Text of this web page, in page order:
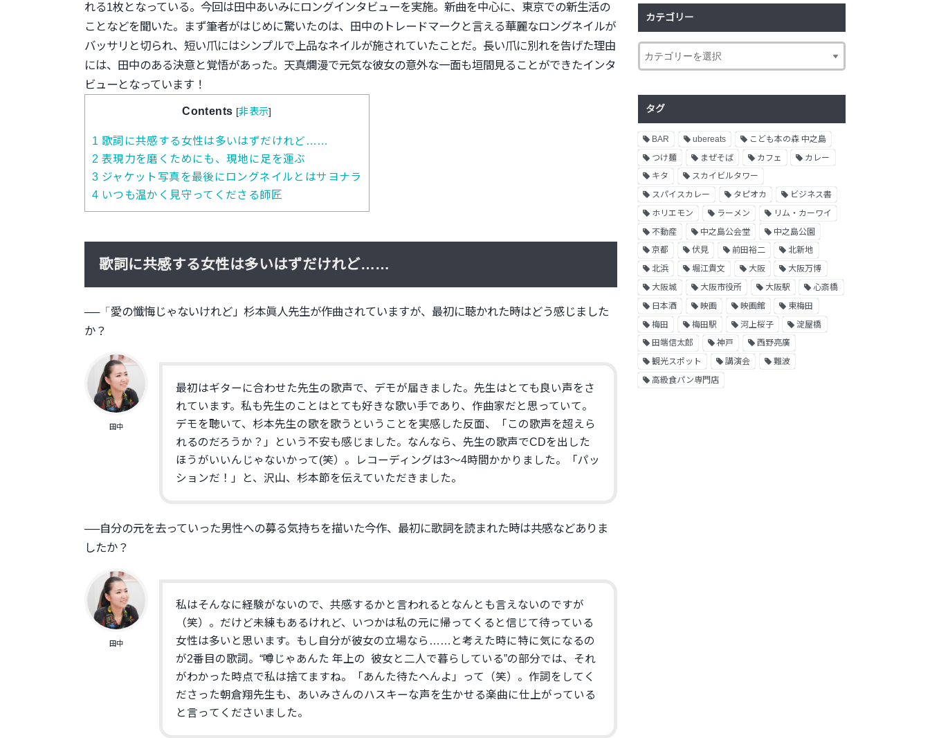
れる1枚となっている。 今回は田中あいみにロングインタビューを実施。 新曲を中心に、東京での新生活の
ことなどを聞いた。
まず筆者がはじめに驚いたのは、 田中のトレードマークと言える華麗なロングネイルが
バッサリと切られ、 短い爪にはシンプルで上品なネイルが施されていたことだ。 長い爪に別れを告げた理由
には、 田中のある決意と覚悟があった。 天真爛漫で元気な彼女の意外な一面も垣間見ることができたインタ
ビューとなっています！
Contents [非表示]
1 歌詞に共感する女性は多いはずだけれど……
2 表現力を磨くためにも、現地に足を運ぶ
3 ジャケット写真を最後にロングネイルとはサヨナラ
4 いつも温かく見守ってくださる師匠
歌詞に共感する女性は多いはずだけれど……
──「愛の懺悔じゃないけれど」 杉本眞人先生が作曲されていますが、 最初に聴かれた時はどう感じました
か？
田中
最初はギターに合わせた先生の歌声で、デモが届きました。先生はとても良い声をさ
れています。私も先生のことはとても好きな歌い手であり、作曲家だと思っていて。
デモを聴いて、 杉本先生の歌を歌うということを実感した反面、「 この歌声を超えら
れるのだろうか？」という不安も感じました。 なんなら、先生の歌声でCDを出した
ほうがいいんじゃないかって(笑）。
レコーディングは3〜4時間かかりました。「パッ
ションだ！」
と、沢山、杉本節を伝えていただきました。
──自分の元を去っていった男性への募る気持ちを描いた今作、 最初に歌詞を読まれた時は共感などありま
したか？
田中
私はそんなに経験がないので、共感するかと言われるとなんとも言えないのですが
（笑）。 だけど未練もあるけれど、
いつかは私の元に帰ってくると信じて待っている
女性は多いと思い ます。もし自分が彼女の立場なら…… と考えた時に特に気になるの
が2番目の歌詞。“噂じゃあんた 年上の 彼女と二人で暮らしている”の部分では、
それ
がわかった時点で私は捨てますね。「あんた待たへんよ」
って（笑）。作詞をしてく
ださった朝倉翔先生も、
あいみさんのハスキーな声を生かせる楽曲に仕上がっている
と言ってくださいました。
カテゴリー
タグ
BAR ubereats
こども本の森 中之島
つけ麺
まぜそば カフェ
カレー
キタ
スカイビルタワー
スパイスカレー
タピオカ
ビジネス書
ホリエモン
ラーメン
リム・カーワイ
不動産
中之島公会堂
中之島公園
京都
伏見 前田裕二
北新地
北浜
堀江貴文 大阪
大阪万博
大阪城
大阪市役所 大阪駅
心斎橋
日本酒
映画 映画館
東梅田
梅田
梅田駅 河上桜子
淀屋橋
田端信太郎
神戸
西野亮廣
観光スポット
講演会
難波
高級食パン専門店